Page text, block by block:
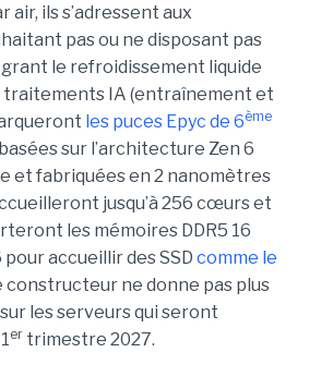
ils s’adressent aux
pas ou ne disposant pas
le refroidissement liquide
IA (entraînement et
les puces Epyc de 6ème
basées sur l’architecture Zen 6
et fabriquées en 2 nanomètres
jusqu’à 256 cœurs et
les mémoires DDR5 16
accueillir des SSD comme le
constructeur ne donne pas plus
les serveurs qui seront
ertrimestre 2027.